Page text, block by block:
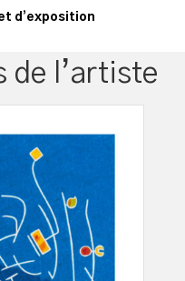
d’exposition
de l’artiste